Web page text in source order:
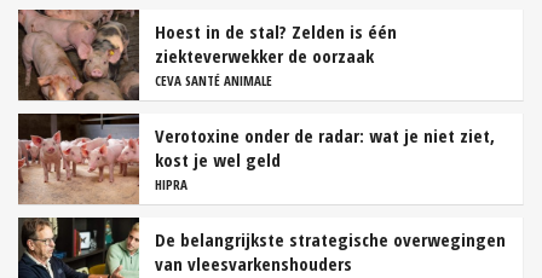
Hoest in de stal? Zelden is één
ziekteverwekker de oorzaak
CEVA SANTÉ ANIMALE
Verotoxine onder de radar: wat je niet ziet,
kost je wel geld
HIPRA
De belangrijkste strategische overwegingen
van vleesvarkenshouders